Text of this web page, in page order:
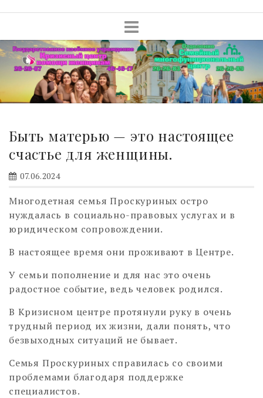
Быть матерью — это настоящее
счастье для женщины.
07.06.2024
Многодетная семья Проскуриных остро
нуждалась в социально-правовых услугах и в
юридическом сопровождении.
В настоящее время они проживают в Центре.
У семьи пополнение и для нас это очень
радостное событие, ведь человек родился.
В Кризисном центре протянули руку в очень
трудный период их жизни, дали понять, что
безвыходных ситуаций не бывает.
Семья Проскуриных справилась со своими
проблемами благодаря поддержке
специалистов.